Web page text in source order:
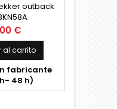
outback
€
al carrito
fabricante
48 h)